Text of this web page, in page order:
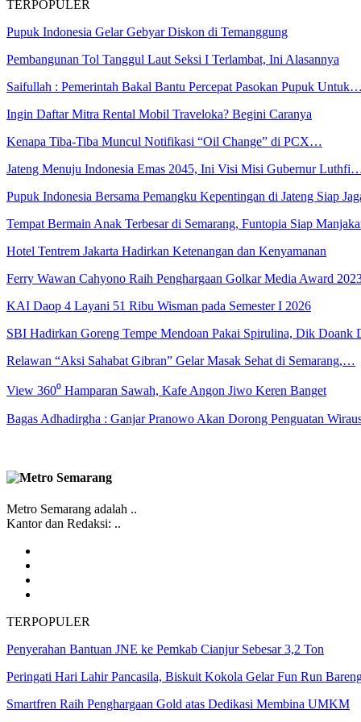
TERPOPULER
Pupuk Indonesia Gelar Gebyar Diskon di Temanggung
Pembangunan Tol Tanggul Laut Seksi I Terlambat, Ini Alasannya
Saifullah : Pemerintah Bakal Bantu Percepat Pasokan Pupuk Untuk…
Ingin Daftar Mitra Rental Mobil Traveloka? Begini Caranya
Kenapa Tiba-Tiba Muncul Notifikasi “Oil Change” di PCX…
Jateng Menuju Indonesia Emas 2045, Ini Visi Misi Gubernur
Pupuk Indonesia Bersama Pemangku Kepentingan di Jateng Siap
Tempat Bermain Anak Terbesar di Semarang, Funtopia Siap
Hotel Tentrem Jakarta Hadirkan Ketenangan dan Kenyamanan
Ferry Wawan Cahyono Raih Penghargaan Golkar Media Award
KAI Daop 4 Layani 51 Ribu Wisman pada Semester I 2026
SBI Hadirkan Goreng Tempe Mendoan Pakai Spirulina, Dik Doank
Relawan “Aksi Sahabat Gibran” Gelar Masak Sehat di Semarang,…
View 360⁰ Hamparan Sawah, Kafe Angon Jiwo Keren Banget
Bagas Adhadirgha : Ganjar Pranowo Akan Dorong Penguatan
Metro Semarang adalah ..
Kantor dan Redaksi: ..
TERPOPULER
Penyerahan Bantuan JNE ke Pemkab Cianjur Sebesar 3,2 Ton
Peringati Hari Lahir Pancasila, Biskuit Kokola Gelar Fun Run
Smartfren Raih Penghargaan Gold atas Dedikasi Membina UMKM